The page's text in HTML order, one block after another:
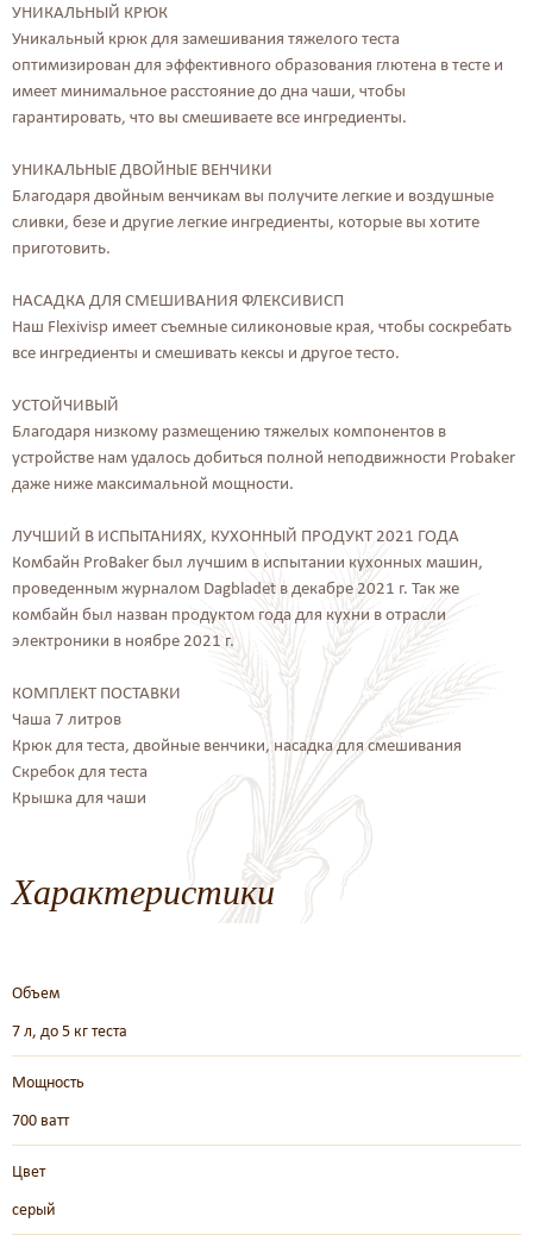
УНИКАЛЬНЫЙ КРЮК
Уникальный крюк для замешивания тяжелого теста
оптимизирован для эффективного образования глютена в тесте и
имеет минимальное расстояние до дна чаши, чтобы
гарантировать, что вы смешиваете все ингредиенты.
УНИКАЛЬНЫЕ ДВОЙНЫЕ ВЕНЧИКИ
Благодаря двойным венчикам вы получите легкие и воздушные
сливки, безе и другие легкие ингредиенты, которые вы хотите
приготовить.
НАСАДКА ДЛЯ СМЕШИВАНИЯ ФЛЕКСИВИСП
Наш Flexivisp имеет съемные силиконовые края, чтобы соскребать
все ингредиенты и смешивать кексы и другое тесто.
УСТОЙЧИВЫЙ
Благодаря низкому размещению тяжелых компонентов в
устройстве нам удалось добиться полной неподвижности Probaker
даже ниже максимальной мощности.
ЛУЧШИЙ В ИСПЫТАНИЯХ, КУХОННЫЙ ПРОДУКТ 2021 ГОДА
Комбайн ProBaker был лучшим в испытании кухонных машин,
проведенным журналом Dagbladet в декабре 2021 г. Так же
комбайн был назван продуктом года для кухни в отрасли
электроники в ноябре 2021 г.
КОМПЛЕКТ ПОСТАВКИ
Чаша 7 литров
Крюк для теста, двойные венчики, насадка для смешивания
Скребок для теста
Крышка для чаши
Характеристики
Объем
7 л, до 5 кг теста
Мощность
700 ватт
Цвет
серый